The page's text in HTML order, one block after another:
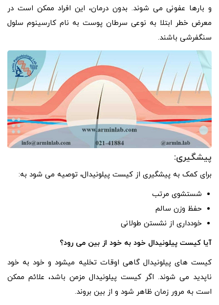
و بارها عفونی می شوند. بدون درمان، این افراد ممکن است در
معرض خطر ابتلا به نوعی سرطان پوست به نام کارسینوم سلول
سنگفرشی باشند.
پیشگیری:
برای کمک به پیشگیری از کیست پیلونیدال، توصیه می شود به:
شستشوی مرتب
حفظ وزن سالم
خودداری از نشستن طولانی
آیا کیست پیلونیدال خود به خود از بین می رود؟
کیست های پیلونیدال گاهی اوقات تخلیه میشود و خود به خود
ناپدید می شوند. اگر کیست پیلونیدال مزمن باشد، علائم ممکن
است به مرور زمان ظاهر شود و از بین بروند.